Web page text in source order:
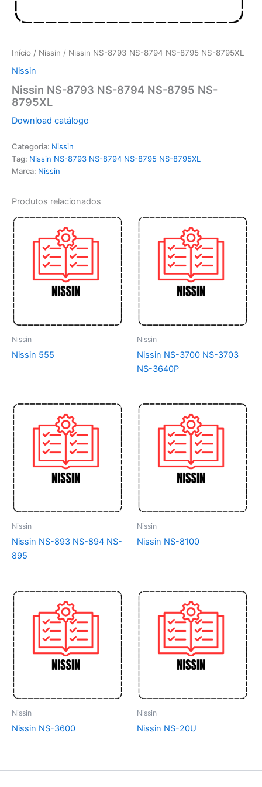
Início / Nissin / Nissin NS-8793 NS-8794 NS-8795 NS-8795XL
Nissin
Nissin NS-8793 NS-8794 NS-8795 NS-
8795XL
Download catálogo
Categoria: Nissin
Tag: Nissin NS-8793 NS-8794 NS-8795 NS-8795XL
Marca: Nissin
Produtos relacionados
Nissin
Nissin 555
Nissin
Nissin NS-3700 NS-3703
NS-3640P
Nissin
Nissin NS-893 NS-894 NS-
895
Nissin
Nissin NS-8100
Nissin
Nissin NS-3600
Nissin
Nissin NS-20U